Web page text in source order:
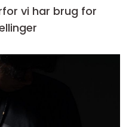
vi har brug for